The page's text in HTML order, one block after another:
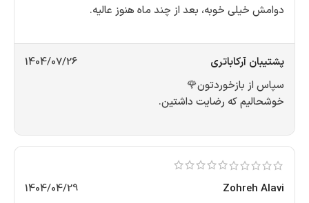
دوامش خیلی خوبه، بعد از چند ماه هنوز عالیه.
پشتیبان آرکاباتری
1404/07/26
سپاس از بازخوردتون🌹
خوشحالیم که رضایت داشتین.
Zohreh Alavi
1404/04/29